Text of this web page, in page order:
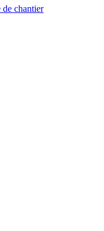
de chantier